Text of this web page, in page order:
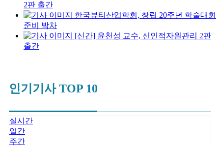
2판 출간
한국뷰티산업학회, 창립 20주년 학술대회
준비 박차
[신간] 윤천성 교수, 신인적자원관리 2판
출간
인기기사 TOP 10
실시간
일간
주간